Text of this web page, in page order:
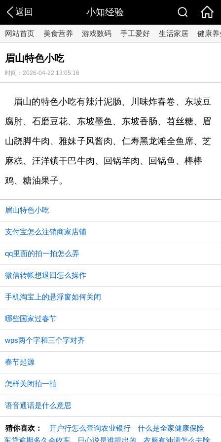
返回 小知经验
网站首页 美食营养 游戏数码 手工爱好 生活家居 健康养
眉山特色小吃
时间：2026-04-22 13:05:16
眉山的特色小吃有辣汁泥肠、川味炸春卷、东坡豆
腐肘、石磨豆花、东坡墨鱼、东坡香肠、苕丝糖、眉
山跷脚牛肉、雅妹子风酱肉、仁寿黑龙滩全鱼席、芝
麻糕、汪洋镇干巴牛肉、回锅羊肉、回锅鱼、棒棒
鸡、糖油果子。
眉山特色小吃
支付宝怎么注销商家店铺
qq里面的拍一拍怎么弄
微信转帐想退回怎么操作
手机淘宝上的悬浮窗如何关闭
哪些国家过春节
wps两个字和三个字对齐
春节起源
怎样关闭拍一拍
语音通话是什么意思
猜你喜欢： 开户行怎么查询农业银行
什么是全家健康保险
车贷逾期多久会收车
日心说是谁提出的 衣服有油渍怎么去除